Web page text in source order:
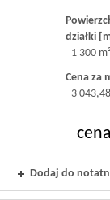
działki
1 300 m²
Cena za
3 043,48
cena
Dodaj do